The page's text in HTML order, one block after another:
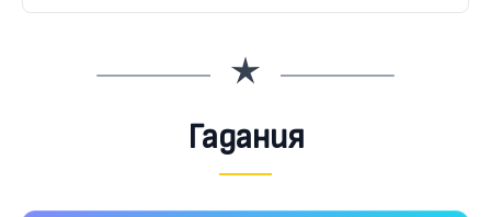
Гадания